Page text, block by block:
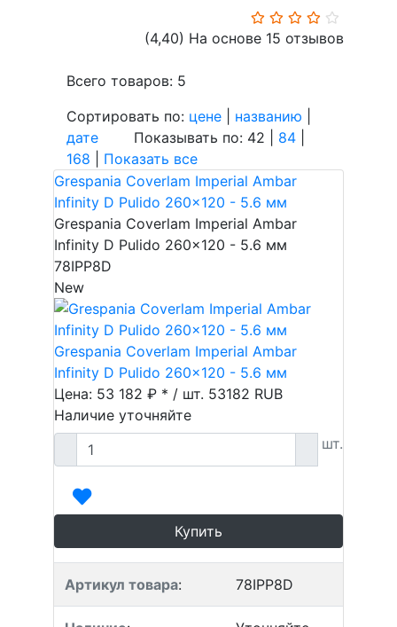
(4,40) На основе 15 отзывов
Всего товаров: 5
Сортировать по: цене названию
дате Показывать по: 42 | 84
168
Показать все
Grespania Coverlam Imperial Ambar
Infinity D Pulido 260x120 - 5.6 мм
Grespania Coverlam Imperial Ambar
Infinity D Pulido 260x120 - 5.6 мм
78IPP8D
New
Grespania Coverlam Imperial Ambar
Infinity D Pulido 260x120 - 5.6 мм
Цена: 53 182 ₽ * / шт. 53182 RUB
Наличие уточняйте
шт.
Купить
Артикул товара: 78IPP8D